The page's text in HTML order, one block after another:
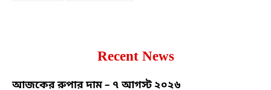
Recent News
আজকের রুপার দাম – ৭ আগস্ট ২০২৬